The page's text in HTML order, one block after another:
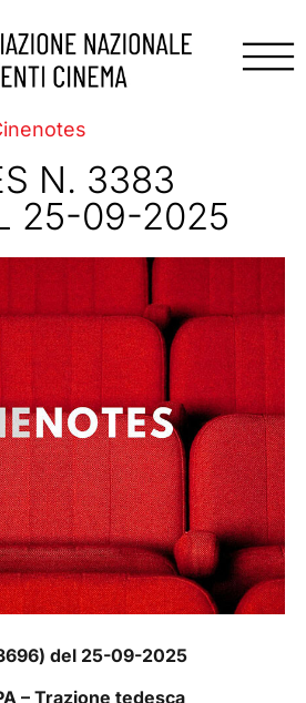
N. 3383
25-09-2025
del 25-09-2025
– Trazione tedesca